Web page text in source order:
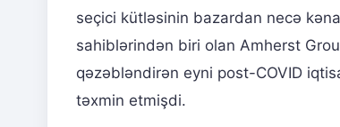
seçici kütləsinin bazardan necə
sahiblərindən biri olan Amherst
qəzəbləndirən eyni post-COVID
təxmin etmişdi.